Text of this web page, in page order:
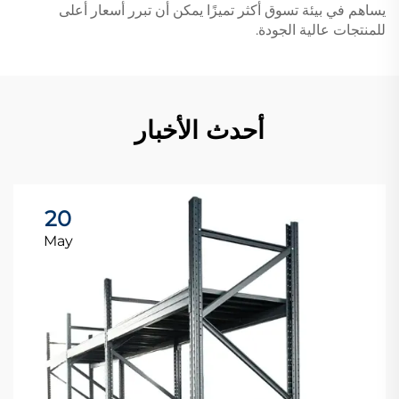
يساهم في بيئة تسوق أكثر تميزًا يمكن أن تبرر أسعار أعلى
للمنتجات عالية الجودة.
أحدث الأخبار
20
May